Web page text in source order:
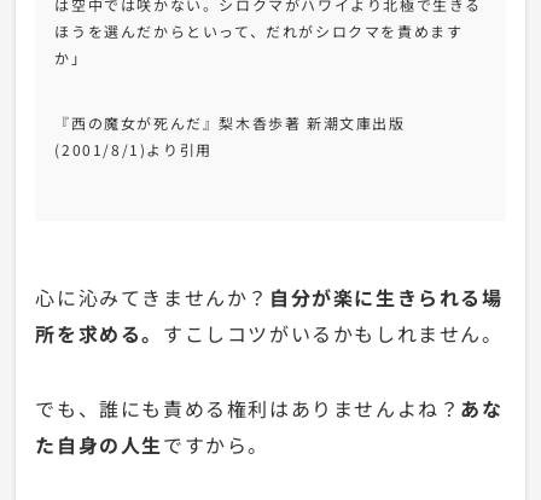
は空中では咲かない。シロクマがハワイより北極で生きる
ほうを選んだからといって、だれがシロクマを責めます
か」
『西の魔女が死んだ』梨木香歩著 新潮文庫出版
(2001/8/1)より引用
心に沁みてきませんか？ 自分が楽に生きられる場
所を求める。 すこしコツがいるかもしれません。
でも、誰にも責める権利はありませんよね？ あな
た自身の人生ですから。